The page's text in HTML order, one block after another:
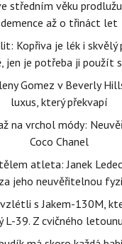
středním věku
demence až o třináct let
Kopřiva je lék i skvělý
jen je potřeba ji použít
Gomez v Beverly
luxus, který překvapí
na vrchol módy:
Coco Chanel
atleta: Janek
jeho neuvěřitelnou
s Jakem-130M,
L-39. Z cvičného